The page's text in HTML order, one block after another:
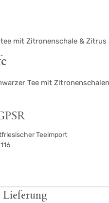
mit Zitronenschale &
Tee mit
Teeimport
Lieferung